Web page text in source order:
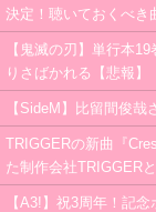
決定！聴いておくべき
【鬼滅の刃】単行本
りさばかれる【悲報】
【SideM】比留間俊哉
TRIGGERの新曲『
た制作会社TRIGGER
【A3!】祝3周年！記